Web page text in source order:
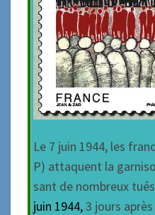
Le 7 juin 1944, les
P) attaquent la
sant de nombreux
juin 1944,3 jours